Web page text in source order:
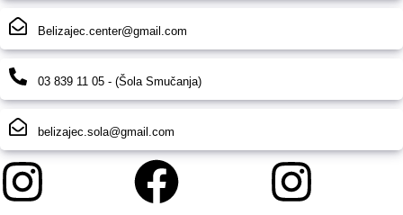
Belizajec.center@gmail.com
03 839 11 05 - (Šola Smučanja)
belizajec.sola@gmail.com